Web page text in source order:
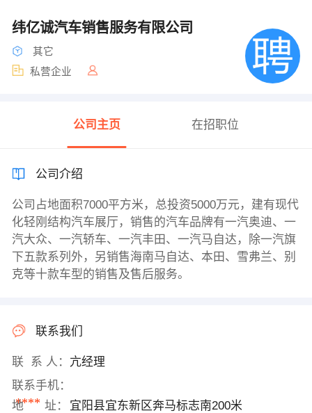
纬亿诚汽车销售服务有限公司
其它
私营企业
公司主页 在招职位
公司介绍
公司占地面积7000平方米，总投资5000万元，建有现代
化轻刚结构汽车展厅，销售的汽车品牌有一汽奥迪、一
汽大众、一汽轿车、一汽丰田、一汽马自达，除一汽旗
下五款系列外，另销售海南马自达、本田、雪弗兰、别
克等十款车型的销售及售后服务。
联系我们
联 系 人： 亢经理
联系手机：
****
地 址： 宜阳县宜东新区奔马标志南200米